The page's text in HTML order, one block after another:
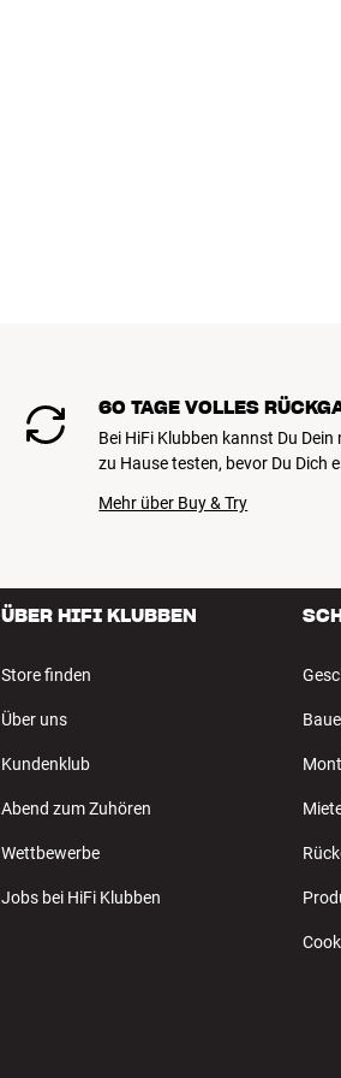
60 TAGE VOLLES
Bei HiFi Klubben kannst Du
zu Hause testen, bevor Du Dich
Mehr über Buy & Try
ÜBER HIFI KLUBBEN
Store finden
Über uns
Kundenklub
Abend zum Zuhören
Wettbewerbe
Jobs bei HiFi Klubben